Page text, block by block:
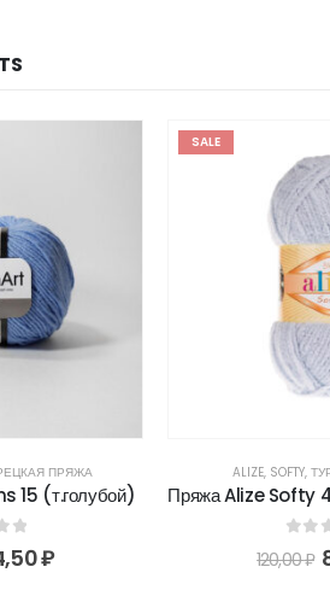
ПРЯЖА
15 (т.голубой)
5 ₽
SALE
ALIZE, SOFTY,
Пряжа Alize Softy
120,00₽